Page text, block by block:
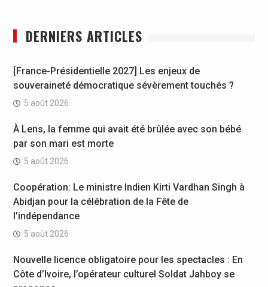
DERNIERS ARTICLES
[France-Présidentielle 2027] Les enjeux de
souveraineté démocratique sévèrement touchés ?
5 août 2026
À Lens, la femme qui avait été brûlée avec son bébé
par son mari est morte
5 août 2026
Coopération: Le ministre Indien Kirti Vardhan Singh à
Abidjan pour la célébration de la Fête de
l’indépendance
5 août 2026
Nouvelle licence obligatoire pour les spectacles : En
Côte d’Ivoire, l’opérateur culturel Soldat Jahboy se